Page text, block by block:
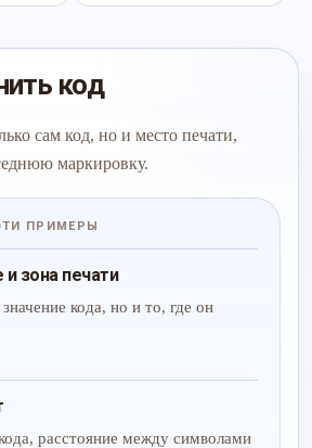
код
сам код, но и место печати,
маркировку.
ПРИМЕРЫ
зона печати
кода, но и то, где он
расстояние между символами